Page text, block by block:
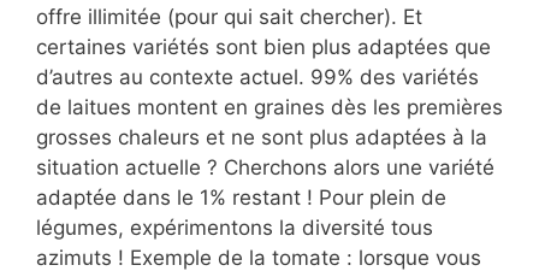
offre illimitée (pour qui sait chercher). Et
certaines variétés sont bien plus adaptées que
d’autres au contexte actuel. 99% des variétés
de laitues montent en graines dès les premières
grosses chaleurs et ne sont plus adaptées à la
situation actuelle ? Cherchons alors une variété
adaptée dans le 1% restant ! Pour plein de
légumes, expérimentons la diversité tous
azimuts ! Exemple de la tomate : lorsque vous